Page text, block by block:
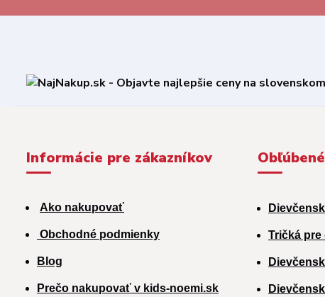
Informácie pre zákazníkov
Ako nakupovať
Obchodné podmienky
Blog
Prečo nakupovať v kids-noemi.sk
Tričká pre